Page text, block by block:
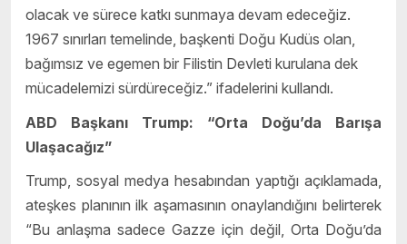
olacak ve sürece katkı sunmaya devam edeceğiz.
1967 sınırları temelinde, başkenti Doğu Kudüs olan,
bağımsız ve egemen bir Filistin Devleti kurulana dek
mücadelemizi sürdüreceğiz.” ifadelerini kullandı.
ABD Başkanı Trump: “Orta Doğu’da Barışa
Ulaşacağız”
Trump, sosyal medya hesabından yaptığı açıklamada,
ateşkes planının ilk aşamasının onaylandığını belirterek
“Bu anlaşma sadece Gazze için değil, Orta Doğu’da